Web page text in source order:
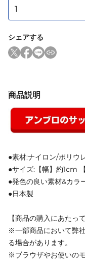
シェアする
商品説明
●素材:ナイロン/ポリウ
●サイズ:【幅】約1cm
●発色の良い素材&カラ
●日本製
【商品の購入にあたっ
※一部商品において弊
る場合があります。
※ブラウザやお使いの